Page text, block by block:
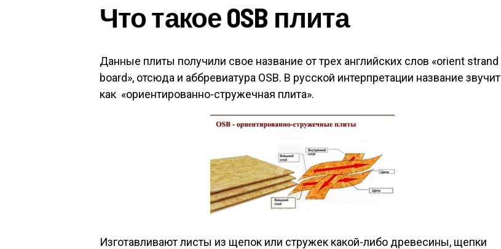
Что такое OSB плита
Данные плиты получили свое название от трех английских слов «orient strand
board», отсюда и аббревиатура OSB. В русской интерпретации название звучит
как «ориентированно-стружечная плита».
Изготавливают листы из щепок или стружек какой-либо древесины, щепки